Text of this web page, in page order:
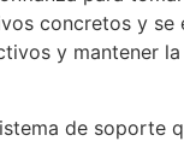
concretos y se
y mantener
de soporte